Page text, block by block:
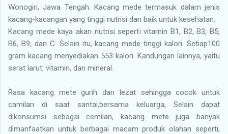
Wonogiri, Jawa Tengah. Kacang mede termasuk dalam jenis
kacang-kacangan yang tinggi nutrisi dan baik untuk kesehatan.
Kacang mede kaya akan nutrisi seperti vitamin B1, B2, B3, B5,
B6, B9, dan C. Selain itu, kacang mede tinggi kalori. Setiap100
gram kacang menyediakan 553 kalori. Kandungan lainnya, yaitu
serat larut, vitamin, dan mineral.
Rasa kacang mete gurih dan lezat sehingga cocok untuk
camilan di saat santai,bersama keluarga, Selain dapat
dikonsumsi sebagai cemilan, kacang mete juga banyak
dimanfaatkan untuk berbagai macam produk olahan seperti,